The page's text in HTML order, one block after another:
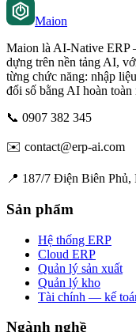
Maion
Maion là AI-Native ERP
dựng trên nền tảng AI,
từng chức năng: nhập
đổi số bằng AI hoàn toàn
📞 0907 382 345
✉️ contact@erp-ai.com
📍 187/7 Điện Biên
Sản phẩm
Hệ thống ERP
Cloud ERP
Quản lý sản xuất
Quản lý kho
Tài chính — kế
Ngành nghề